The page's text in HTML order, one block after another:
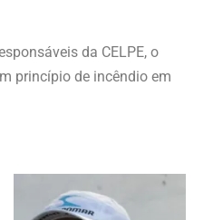
da CELPE, o
princípio de incêndio em